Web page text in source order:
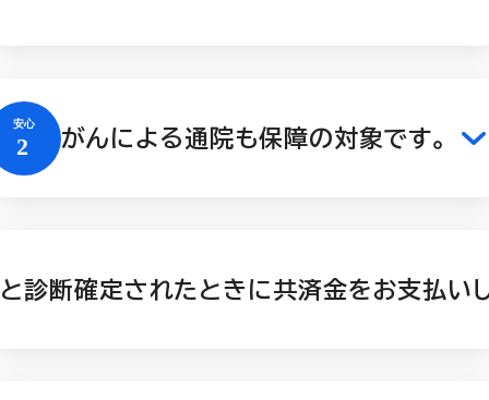
がんによる通院も保障の対象です。
診断確定されたときに共済金をお支払い